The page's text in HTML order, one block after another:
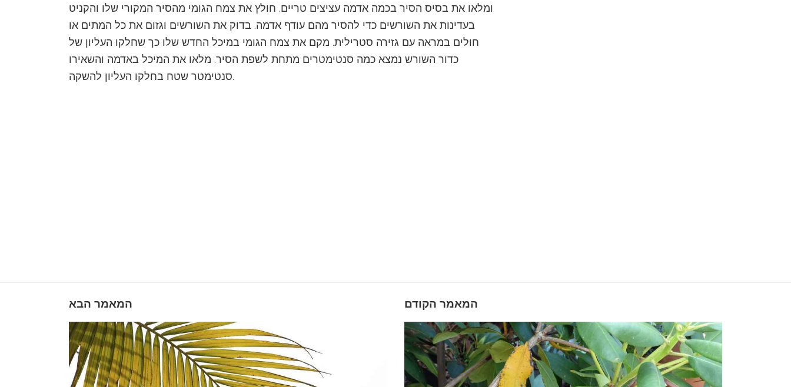
ומלאו את בסיס הסיר בכמה אדמה עציצים טריים. חולץ את צמח הגומי מהסיר המקורי שלו והקניט
בעדינות את השורשים כדי להסיר מהם עודף אדמה. בדוק את השורשים וגזום את כל המתים או
חולים במראה עם גזירה סטרילית. מקם את צמח הגומי במיכל החדש שלו כך שחלקו העליון של
כדור השורש נמצא כמה סנטימטרים מתחת לשפת הסיר. מלאו את המיכל באדמה והשאירו
סנטימטר שטח בחלקו העליון להשקה.
המאמר הבא המאמר הקודם